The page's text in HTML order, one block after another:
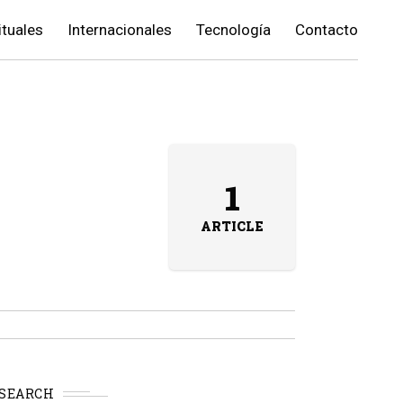
Internacionales Tecnología Contacto
1
ARTICLE